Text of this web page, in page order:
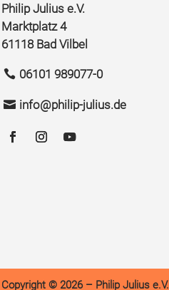
Philip Julius e.V.
Marktplatz 4
61118 Bad Vilbel
06101 989077-0
info@philip-julius.de
Copyright © 2026 – Philip Julius e.V.